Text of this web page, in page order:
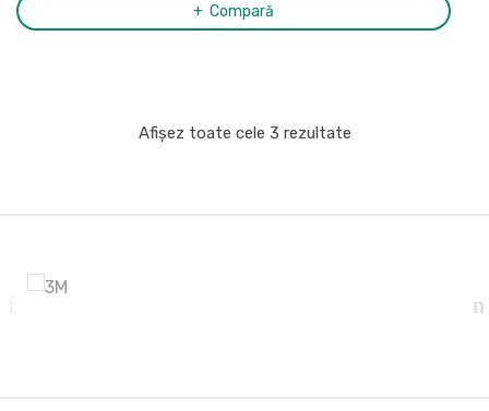
Compară
Afișez toate cele 3 rezultate